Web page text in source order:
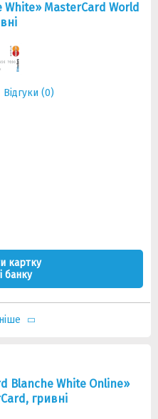
MasterCard World
Відгуки (0)
картку
банку
Blanche White Online»
гривнi